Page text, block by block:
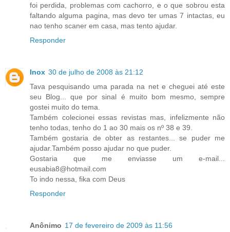
foi perdida, problemas com cachorro, e o que sobrou esta
faltando alguma pagina, mas devo ter umas 7 intactas, eu
nao tenho scaner em casa, mas tento ajudar.
Responder
Inox 30 de julho de 2008 às 21:12
Tava pesquisando uma parada na net e cheguei até este
seu Blog... que por sinal é muito bom mesmo, sempre
gostei muito do tema.
Também colecionei essas revistas mas, infelizmente não
tenho todas, tenho do 1 ao 30 mais os nº 38 e 39.
Também gostaria de obter as restantes... se puder me
ajudar.Também posso ajudar no que puder.
Gostaria que me enviasse um e-mail...
eusabia8@hotmail.com
To indo nessa, fika com Deus
Responder
Anônimo 17 de fevereiro de 2009 às 11:56